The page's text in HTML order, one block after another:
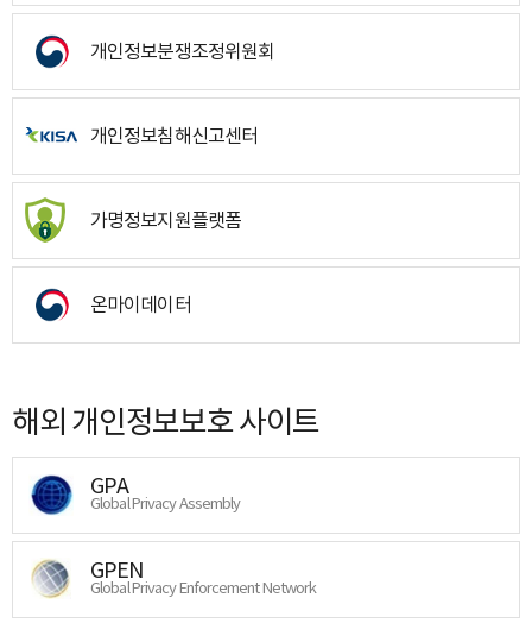
개인정보분쟁조정위원회
개인정보침해신고센터
가명정보지원플랫폼
온마이데이터
해외 개인정보보호 사이트
GPA
Global Privacy Assembly
GPEN
Global Privacy Enforcement Network